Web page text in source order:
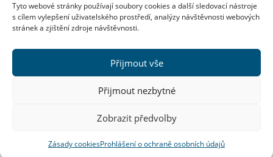
Tyto webové stránky používají soubory cookies a další sledovací nástroje
s cílem vylepšení uživatelského prostředí, analýzy návštěvnosti webových
stránek a zjištění zdroje návštěvnosti.
Přijmout vše
Přijmout nezbytné
Zobrazit předvolby
Zásady cookiesProhlášení o ochraně osobních údajů
nám. Jana Palacha 1/2
116 38 Praha 1
DIČ: CZ00216208
Další kontakty